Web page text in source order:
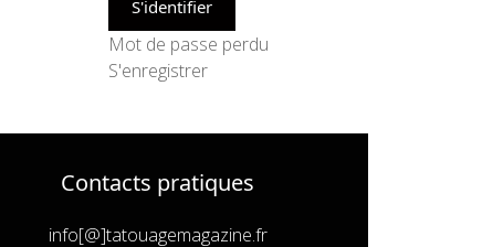
Mot de passe perdu
S'enregistrer
Contacts pratiques
info[@]tatouagemagazine.fr